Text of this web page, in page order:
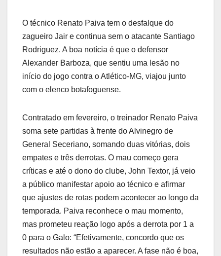
O técnico Renato Paiva tem o desfalque do
zagueiro Jair e continua sem o atacante Santiago
Rodriguez. A boa notícia é que o defensor
Alexander Barboza, que sentiu uma lesão no
início do jogo contra o Atlético-MG, viajou junto
com o elenco botafoguense.
Contratado em fevereiro, o treinador Renato Paiva
soma sete partidas à frente do Alvinegro de
General Seceriano, somando duas vitórias, dois
empates e três derrotas. O mau começo gera
críticas e até o dono do clube, John Textor, já veio
a público manifestar apoio ao técnico e afirmar
que ajustes de rotas podem acontecer ao longo da
temporada. Paiva reconhece o mau momento,
mas prometeu reação logo após a derrota por 1 a
0 para o Galo: “Efetivamente, concordo que os
resultados não estão a aparecer. A fase não é boa,